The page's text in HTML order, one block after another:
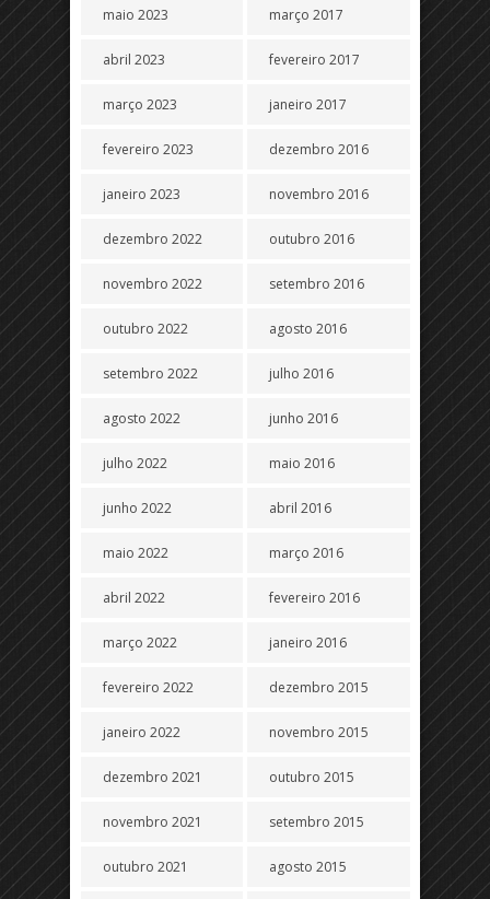
maio 2023
abril 2023
março 2023
fevereiro 2023
janeiro 2023
dezembro 2022
novembro 2022
outubro 2022
setembro 2022
agosto 2022
julho 2022
junho 2022
maio 2022
abril 2022
março 2022
fevereiro 2022
janeiro 2022
dezembro 2021
novembro 2021
outubro 2021
março 2017
fevereiro 2017
janeiro 2017
dezembro 2016
novembro 2016
outubro 2016
setembro 2016
agosto 2016
julho 2016
junho 2016
maio 2016
abril 2016
março 2016
fevereiro 2016
janeiro 2016
dezembro 2015
novembro 2015
outubro 2015
setembro 2015
agosto 2015